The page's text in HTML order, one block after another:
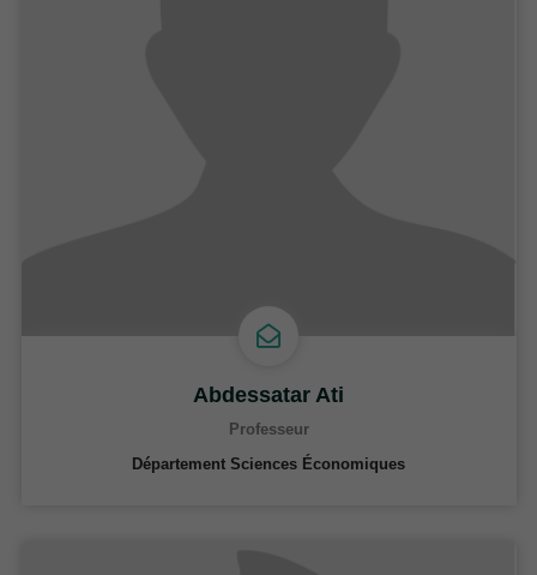
Abdessatar Ati
Professeur
Département Sciences Économiques